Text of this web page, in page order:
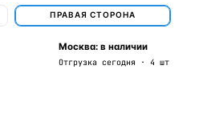
ПРАВАЯ СТОРОНА
Москва: в наличии
Отгрузка сегодня · 4 шт